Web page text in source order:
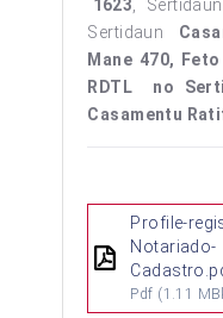
1623,
Sertidaun
Mane 470,
RDTL no
Casamentu
Profile-
Notariado-
Pdf (1.11